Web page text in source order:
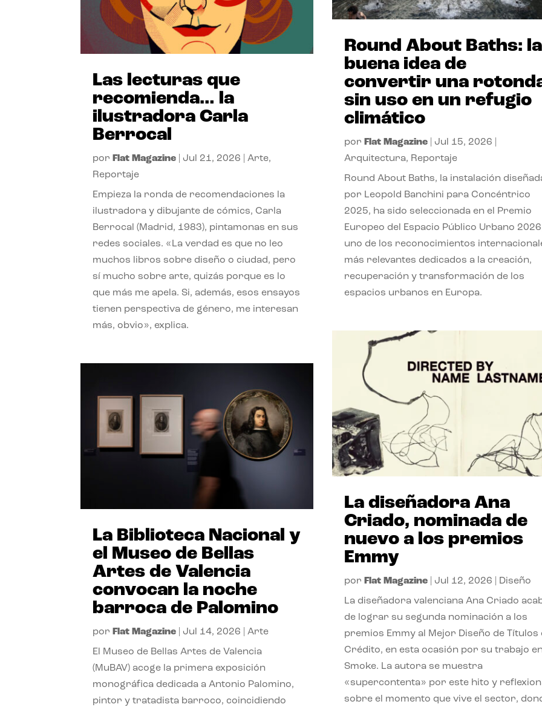
Las lecturas que
recomienda… la
ilustradora Carla
Berrocal
por Flat Magazine Jul 21, 2026 |Arte,
Reportaje
Empieza la ronda de recomendaciones la
ilustradora y dibujante de cómics, Carla
Berrocal (Madrid, 1983), pintamonas en sus
redes sociales. «La verdad es que no leo
muchos libros sobre diseño o ciudad, pero
sí mucho sobre arte, quizás porque es lo
que más me apela. Si, además, esos ensayos
tienen perspectiva de género, me interesan
más, obvio», explica.
La Biblioteca Nacional y
el Museo de Bellas
Artes de Valencia
convocan la noche
barroca de Palomino
por Flat Magazine Jul 14, 2026 |Arte
El Museo de Bellas Artes de Valencia
(MuBAV) acoge la primera exposición
monográfica dedicada a Antonio Palomino,
pintor y tratadista barroco, coincidiendo
Round About Baths: la
buena idea de
convertir una
sin uso en un refugio
climático
por Flat Magazine| Jul 15, 2026
Arquitectura, Reportaje
Round About Baths, la instalación
por Leopold Banchini para Concéntrico
2025, ha sido seleccionada en el Premio
Europeo del Espacio Público Urbano
uno de los reconocimientos
más relevantes dedicados a la creación,
recuperación y transformación de los
espacios urbanos en Europa.
La diseñadora Ana
Criado, nominada de
nuevo a los premios
Emmy
por Flat Magazine| Jul 12, 2026 Diseño
La diseñadora valenciana Ana Criado
de lograr su segunda nominación a los
premios Emmy al Mejor Diseño de Títulos
Crédito, en esta ocasión por su trabajo
Smoke. La autora se muestra
«supercontenta» por este hito y
sobre el momento que vive el sector,